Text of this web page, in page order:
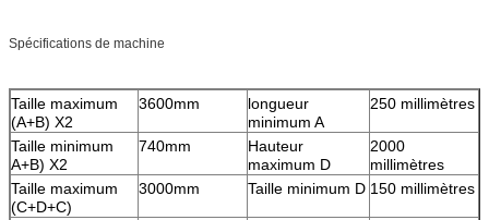
Spécifications de machine
Taille maximum
(A+B) X2
3600mm
longueur
minimum A
250 millimètres
Taille minimum
A+B) X2
740mm
Hauteur
maximum D
2000
millimètres
Taille maximum
(C+D+C)
3000mm Taille minimum D 150 millimètres